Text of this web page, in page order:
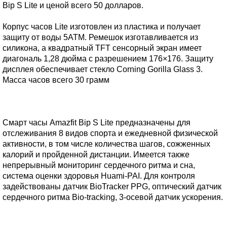
Bip S Lite и ценой всего 50 долларов.
Корпус часов Lite изготовлен из пластика и получает
защиту от воды 5АТМ. Ремешок изготавливается из
силикона, а квадратный TFT сенсорный экран имеет
диагональ 1,28 дюйма с разрешением 176×176. Защиту
дисплея обеспечивает стекло Corning Gorilla Glass 3.
Масса часов всего 30 грамм
Смарт часы Amazfit Bip S Lite предназначены для
отслеживания 8 видов спорта и ежедневной физической
активности, в том числе количества шагов, сожженных
калорий и пройденной дистанции. Имеется также
непрерывный мониторинг сердечного ритма и сна,
система оценки здоровья Huami-PAI. Для контроля
задействованы датчик BioTracker PPG, оптический датчик
сердечного ритма Bio-tracking, 3-осевой датчик ускорения.